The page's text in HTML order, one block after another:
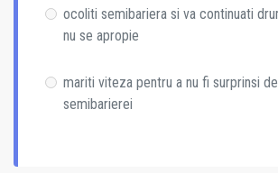
ocoliti semibariera si va continuati
nu se apropie
mariti viteza pentru a nu fi surprinsi
semibarierei